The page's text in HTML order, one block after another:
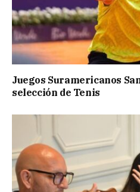
Juegos Suramericanos
selección de Tenis